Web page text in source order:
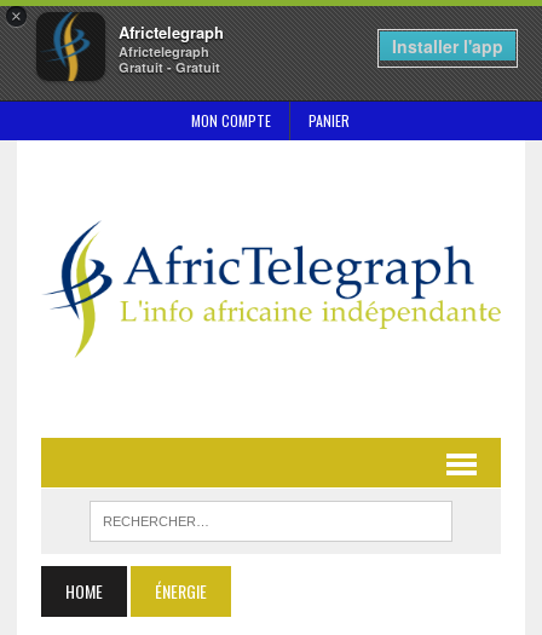
×
Africtelegraph
Africtelegraph
Gratuit - Gratuit
Installer l'app
MON COMPTE PANIER
HOME ÉNERGIE